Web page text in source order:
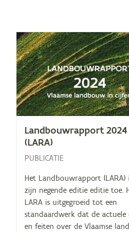
Land­bouw­rap­port 2024
(LARA)
PUBLICATIE
Het Landbouwrapport (LARA)
zijn negende editie editie toe.
LARA is uitgegroeid tot een
standaardwerk dat de actuele
en feiten over de Vlaamse